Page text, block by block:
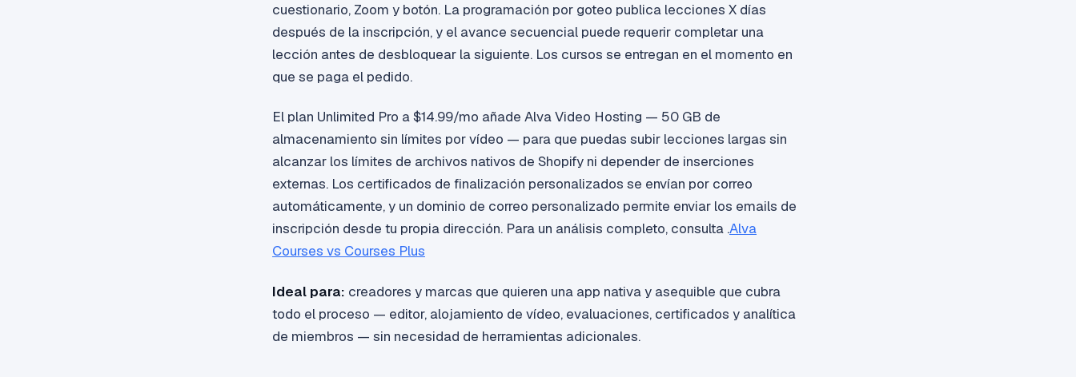
cuestionario, Zoom y botón. La programación por goteo publica lecciones X días
después de la inscripción, y el avance secuencial puede requerir completar una
lección antes de desbloquear la siguiente. Los cursos se entregan en el momento en
que se paga el pedido.
El plan Unlimited Pro a $14.99/mo añade Alva Video Hosting — 50 GB de
almacenamiento sin límites por vídeo — para que puedas subir lecciones largas sin
alcanzar los límites de archivos nativos de Shopify ni depender de inserciones
externas. Los certificados de finalización personalizados se envían por correo
automáticamente, y un dominio de correo personalizado permite enviar los emails de
inscripción desde tu propia dirección. Para un análisis completo, consulta .Alva
Courses vs Courses Plus
Ideal para: creadores y marcas que quieren una app nativa y asequible que cubra
todo el proceso — editor, alojamiento de vídeo, evaluaciones, certificados y analítica
de miembros — sin necesidad de herramientas adicionales.